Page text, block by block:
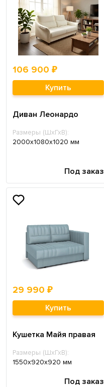
106 900 ₽
Купить
Диван Леонардо
Размеры (ШхГхВ):
2000х1080х1020 мм
Под заказ
29 990 ₽
Купить
Кушетка Майя правая
Размеры (ШхГхВ):
1550х920х920 мм
Под заказ